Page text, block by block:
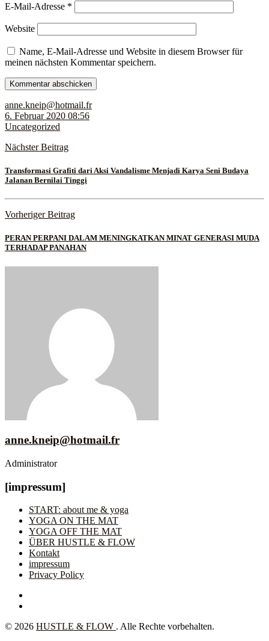
E-Mail-Adresse *
Website
Name, E-Mail-Adresse und Website in diesem Browser für
meinen nächsten Kommentar speichern.
anne.kneip@hotmail.fr
6. Februar 2020 08:56
Uncategorized
Nächster Beitrag
Transformasi Grafiti dari Aksi Vandalisme Menjadi Karya Seni Budaya
Jalanan Bernilai Tinggi
Vorheriger Beitrag
PERAN PERPANI DALAM MENINGKATKAN MINAT GENERASI MUDA
TERHADAP PANAHAN
anne.kneip@hotmail.fr
Administrator
Website
des
Autors
[impressum]
START: about me & yoga
YOGA ON THE MAT
YOGA OFF THE MAT
ÜBER HUSTLE & FLOW
Kontakt
impressum
Privacy Policy
© 2026 HUSTLE & FLOW . Alle Rechte vorbehalten.